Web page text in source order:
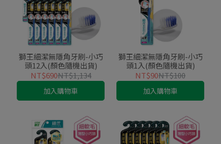
獅王細潔無隱角牙刷-小巧
頭12入(顏色隨機出貨)
NT$690NT$1,134
加入購物車
獅王細潔無隱角牙刷-小巧
頭1入(顏色隨機出貨)
NT$90NT$100
加入購物車